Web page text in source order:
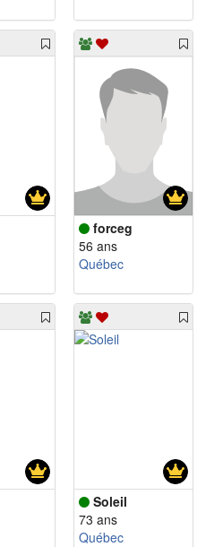
forceg
56 ans
Québec
Soleil
73 ans
Québec